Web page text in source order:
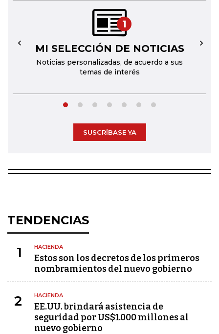
1
MI SELECCIÓN DE NOTICIAS
Noticias personalizadas, de acuerdo a sus
temas de interés
← →
SUSCRÍBASE YA
TENDENCIAS
1 HACIENDA
Estos son los decretos de los primeros
nombramientos del nuevo gobierno
2 HACIENDA
EE.UU. brindará asistencia de
seguridad por US$1.000 millones al
nuevo gobierno